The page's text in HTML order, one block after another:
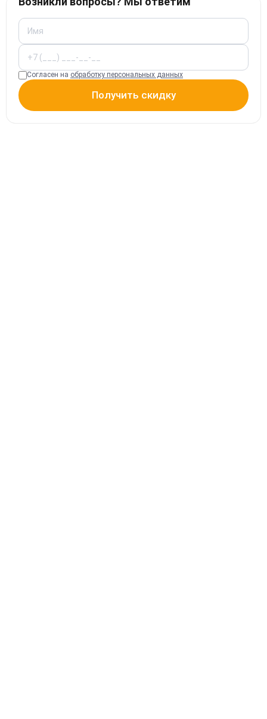
Согласен на обработку персональных данных
Получить скидку